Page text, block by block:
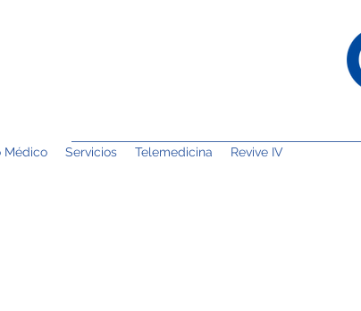
Médico Servicios Telemedicina Revive IV